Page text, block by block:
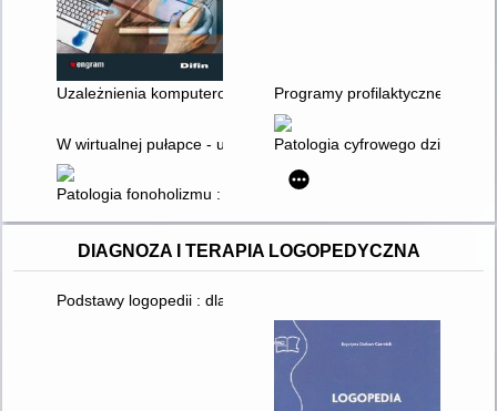
Uzależnienia komputerowe : diagnoza, rozpowszechnienie,
Programy profilaktyczne z
W wirtualnej pułapce - uzależnienie od internetu
Patologia cyfrowego
Patologia fonoholizmu : przyczyny, skutki i leczenie
DIAGNOZA I TERAPIA LOGOPEDYCZNA
Podstawy logopedii : dla studentów logopedii, pedagogiki,